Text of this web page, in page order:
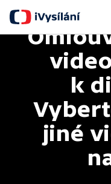
k
jiné